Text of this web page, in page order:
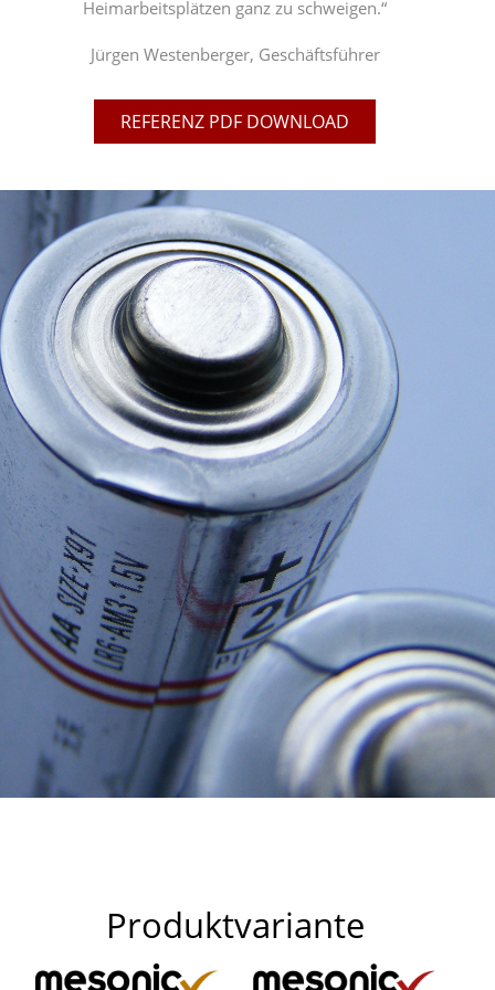
Heimarbeitsplätzen ganz zu schweigen.“
Jürgen Westenberger, Geschäftsführer
REFERENZ PDF DOWNLOAD
Produktvariante